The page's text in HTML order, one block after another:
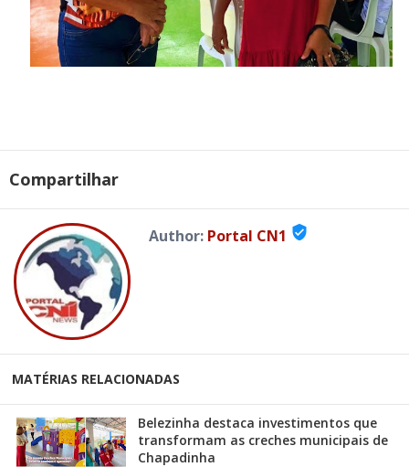
Compartilhar
Author: Portal CN1 verified_user
MATÉRIAS RELACIONADAS
Belezinha destaca investimentos que
transformam as creches municipais de
Chapadinha